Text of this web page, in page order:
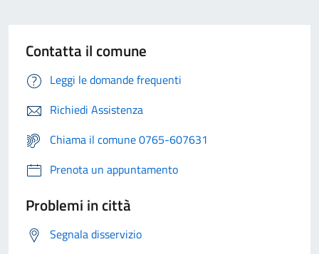
Contatta il comune
Leggi le domande frequenti
Richiedi Assistenza
Chiama il comune 0765-607631
Prenota un appuntamento
Problemi in città
Segnala disservizio